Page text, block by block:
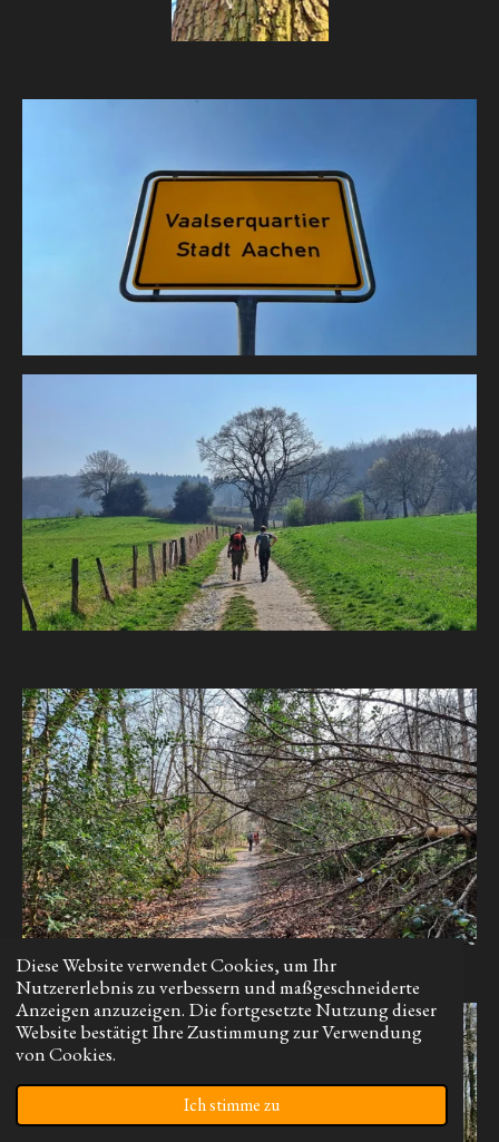
Diese Website verwendet Cookies, um Ihr
Nutzererlebnis zu verbessern und maßgeschneiderte
Anzeigen anzuzeigen. Die fortgesetzte Nutzung dieser
Website bestätigt Ihre Zustimmung zur Verwendung
von Cookies.
Ich stimme zu